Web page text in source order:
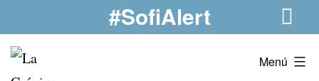
al
contenido
#SofiAlert
La
Menú